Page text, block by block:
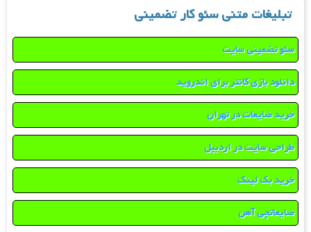
تبلیغات متنی سئو کار تضمینی
سئو تضمینی سایت
دانلود بازی کانتر برای اندروید
خرید ضایعات در تهران
طراحی سایت در اردبیل
خرید بک لینک
ضایعاتچی آهن